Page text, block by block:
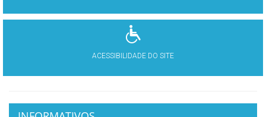
ACESSIBILIDADE DO SITE